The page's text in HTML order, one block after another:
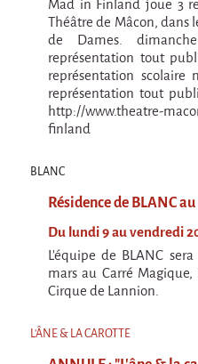
Les projets
Générations Cirque
La Première Fois
Chapiteaux d'hiver
Ville Debout
Dédoublez-moi
Les projets
Tournée à Vélo
9 km²
Collectif Pétaouchnok
Événements
Popcorn
Mad in Finland joue 3
Théâtre de Mâcon, dans
de Dames.
représentation tout
représentation
représentation tout
http://www.theatre-
finland
BLANC
Résidence de BLANC
Du lundi 9 au vendredi
L'équipe de BLANC
mars au Carré
Cirque de Lannion.
L'ÂNE & LA CAROTTE